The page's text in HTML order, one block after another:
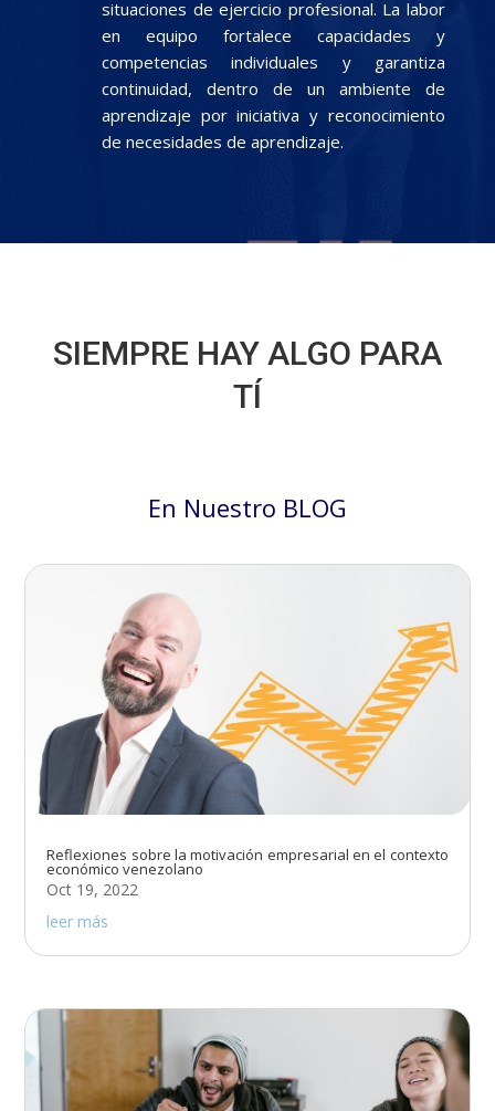
situaciones de ejercicio profesional. La labor
en equipo fortalece capacidades y
competencias individuales y garantiza
continuidad, dentro de un ambiente de
aprendizaje por iniciativa y reconocimiento
de necesidades de aprendizaje.
SIEMPRE HAY ALGO PARA
TÍ
En Nuestro BLOG
Reflexiones sobre la motivación empresarial en el contexto
económico venezolano
Oct 19, 2022
leer más